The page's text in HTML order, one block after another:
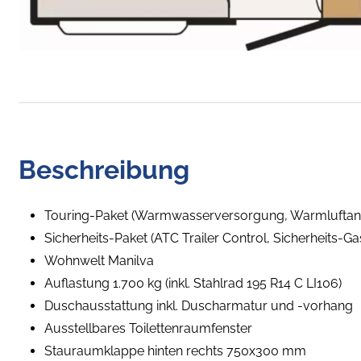
Beschreibung
Touring-Paket (Warmwasserversorgung,
Sicherheits-Paket (ATC Trailer Control, Sicherheits-
Wohnwelt Manilva
Auflastung 1.700 kg (inkl. Stahlrad 195 R14 C LI106)
Duschausstattung inkl. Duscharmatur und -vorhang
Ausstellbares Toilettenraumfenster
Stauraumklappe hinten rechts 750x300 mm